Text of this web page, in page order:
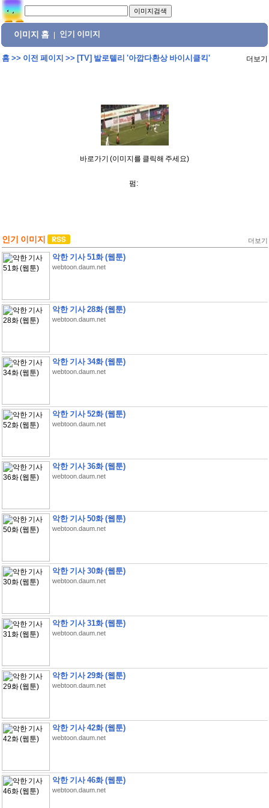
이미지 홈 인기 이미지
홈>> 이전 페이지 >> [TV] 발로텔리 '아깝다환상 바이시클킥' 더보기
바로가기 (이미지를 클릭해 주세요)
펌:
인기 이미지 더보기
악한 기사 51화 (웹툰)
webtoon.daum.net
악한 기사 28화 (웹툰)
webtoon.daum.net
악한 기사 34화 (웹툰)
webtoon.daum.net
악한 기사 52화 (웹툰)
webtoon.daum.net
악한 기사 36화 (웹툰)
webtoon.daum.net
악한 기사 50화 (웹툰)
webtoon.daum.net
악한 기사 30화 (웹툰)
webtoon.daum.net
악한 기사 31화 (웹툰)
webtoon.daum.net
악한 기사 29화 (웹툰)
webtoon.daum.net
악한 기사 42화 (웹툰)
webtoon.daum.net
악한 기사 46화 (웹툰)
webtoon.daum.net